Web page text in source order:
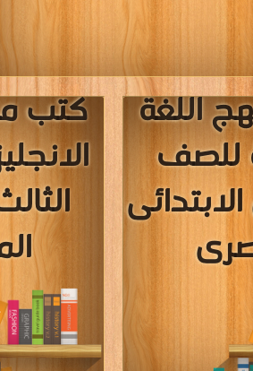
كتب اللغة
للصف